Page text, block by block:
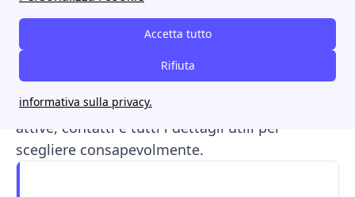
Accetta tutto
Rifiuta
informativa sulla privacy.
Wekiwiè un fornitore luce e gas100% digitale
con oltre 300.000 clienti in Italia. Le recensioni
di Wekiwi mostrano opinioni positive su app e
tariffe, ma emergono anche alcune critiche. In
questa guida trovivantaggi
attive, contatti e tutti i dettagli utili per
scegliere consapevolmente.